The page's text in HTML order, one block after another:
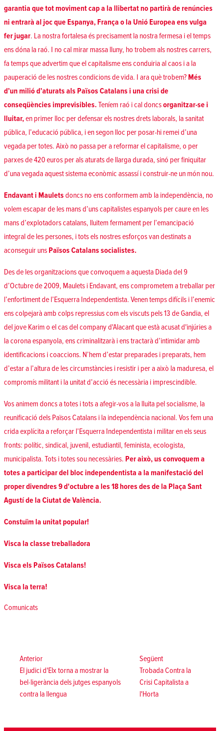
garantia que tot moviment cap a la llibertat no partirà de renúncies
ni entrarà al joc que Espanya, França o la Unió Europea ens vulga
fer jugar. La nostra fortalesa és precisament la nostra fermesa i el temps
ens dóna la raó. I no cal mirar massa lluny, ho trobem als nostres carrers,
fa temps que advertim que el capitalisme ens conduiria al caos i a la
pauperació de les nostres condicions de vida. I ara què trobem? Més
d’un milió d’aturats als Països Catalans i una crisi de
conseqüències imprevisibles.Teníem raó i cal doncsorganitzar-se i
lluitar,en primer lloc per defensar els nostres drets laborals, la sanitat
pública, l’educació pública, i en segon lloc per posar-hi remei d’una
vegada per totes. Això no passa per a reformar el capitalisme, o per
parxes de 420 euros per als aturats de llarga durada, sinó per finiquitar
d’una vegada aquest sistema econòmic assassí i construir-ne un món nou.
Endavant i Mauletsdoncs no ens conformem amb la independència, no
volem escapar de les mans d’uns capitalistes espanyols per caure en les
mans d’explotadors catalans, lluitem fermament per l’emancipació
integral de les persones, i tots els nostres esforços van destinats a
aconseguir uns Països Catalans socialistes.
Des de les organitzacions que convoquem a aquesta Diada del 9
d’Octubre de 2009, Maulets i Endavant, ens comprometem a treballar per
l’enfortiment de l’Esquerra Independentista. Venen temps difícils i l’enemic
ens colpejarà amb colps repressius com els viscuts pels 13 de Gandia, el
del jove Karim o el cas del company d'Alacant que està acusat d'injúries a
la corona espanyola, ens criminalitzarà i ens tractarà d’intimidar amb
identificacions i coaccions. N’hem d’estar preparades i preparats, hem
d’estar a l’altura de les circumstàncies i resistir i per a això la maduresa, el
compromís militant i la unitat d’acció és necessària i imprescindible.
Vos animem doncs a totes i tots a afegir-vos a la lluita pel socialisme, la
reunificació dels Països Catalans i la independència nacional. Vos fem una
crida explícita a reforçar l’Esquerra Independentista i militar en els seus
fronts: polític, sindical, juvenil, estudiantil, feminista, ecologista,
municipalista. Tots i totes sou necessàries. Per això, us convoquem a
totes a participar del bloc independentista a la manifestació del
proper divendres 9 d'octubre a les 18 hores des de la Plaça Sant
Agustí de la Ciutat de València.
Constuïm la unitat popular!
Visca la classe treballadora
Visca els Països Catalans!
Visca la terra!
Posted in
Comunicats
d'entradesAnteriorAnterior:
El judici d'Elx torna a mostrar la
bel·ligerància dels jutges espanyols
contra la llengua
SegüentSegüent:
Trobada Contra la
Crisi Capitalista a
l'Horta